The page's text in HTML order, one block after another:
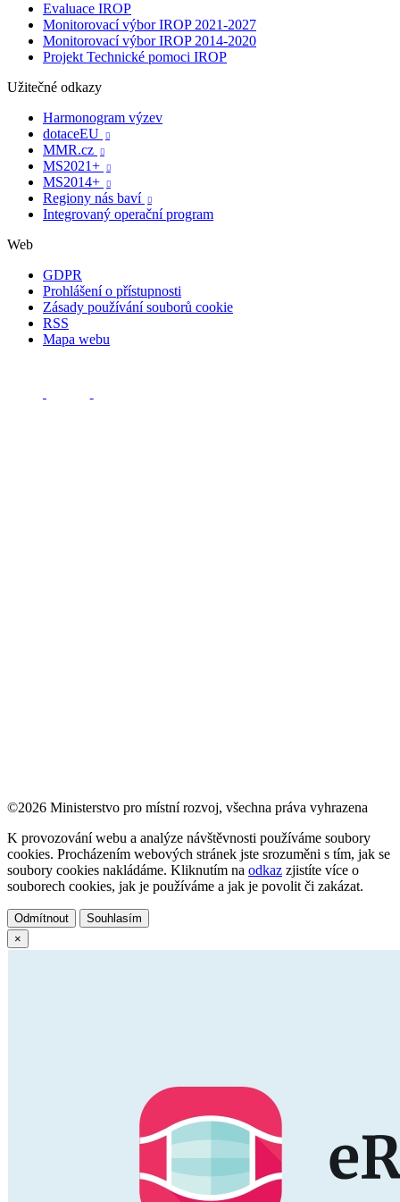
Evaluace IROP
Monitorovací výbor IROP 2021-2027
Monitorovací výbor IROP 2014-2020
Projekt Technické pomoci IROP
Užitečné odkazy
Harmonogram výzev
dotaceEU

MMR.cz 
MS2021+ 
MS2014+ 
Regiony nás baví 
Integrovaný operační program
Web
GDPR
Prohlášení o přístupnosti
Zásady používání souborů cookie
RSS
Mapa webu
©2026 Ministerstvo pro místní rozvoj, všechna práva vyhrazena
K provozování webu a analýze návštěvnosti používáme soubory
cookies. Procházením webových stránek jste srozuměni s tím, jak se
soubory cookies nakládáme. Kliknutím na odkaz zjistíte více o
souborech cookies, jak je používáme a jak je povolit či zakázat.
Odmítnout
Souhlasím
×